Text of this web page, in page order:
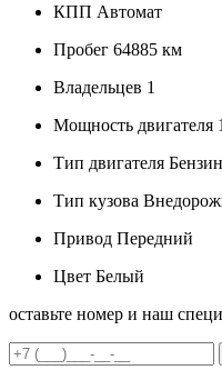
КПП Автомат
Пробег 64885 км
Владельцев 1
Мощность двигателя
Тип двигателя
Тип кузова
Привод Передний
Цвет Белый
оставьте номер и наш